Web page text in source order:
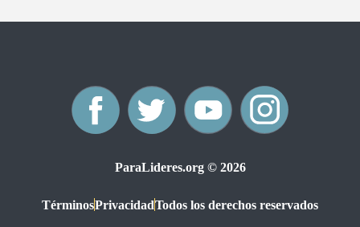
ParaLideres.org © 2026
TérminosPrivacidadTodos los derechos reservados
F
a
c
T
w
i
Y
o
u
I
s